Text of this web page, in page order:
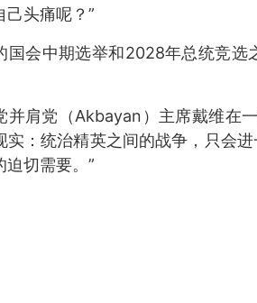
己头痛呢？”
国会中期选举和2028年总统竞选
并肩党（Akbayan）主席戴维在
实：统治精英之间的战争，只会
迫切需要。”